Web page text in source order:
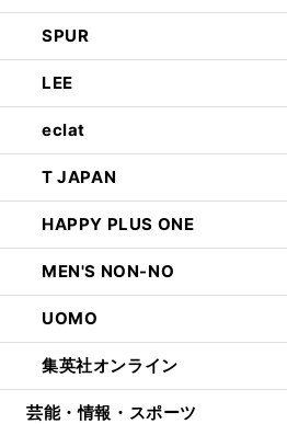
SPUR
LEE
eclat
T JAPAN
HAPPY PLUS ONE
MEN'S NON-NO
UOMO
集英社オンライン
芸能・情報・スポーツ